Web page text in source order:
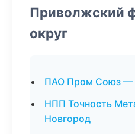
Приволжский
округ
ПАО Пром Союз —
НПП Точность
Новгород